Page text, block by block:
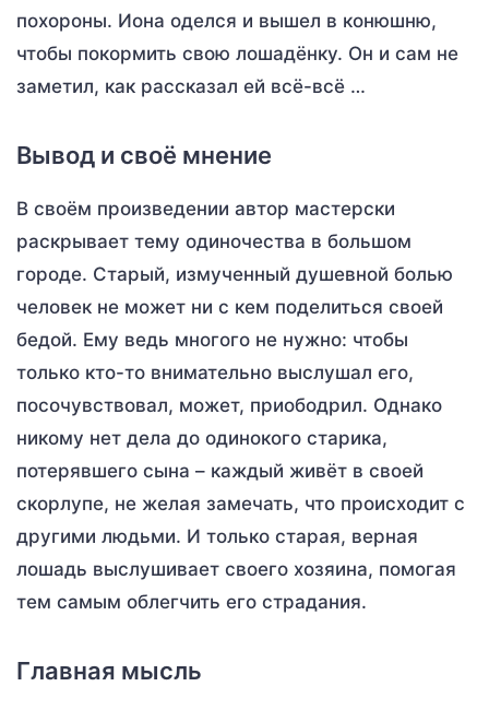
похороны. Иона оделся и вышел в конюшню,
чтобы покормить свою лошадёнку. Он и сам не
заметил, как рассказал ей всё-всё …
Вывод и своё мнение
В своём произведении автор мастерски
раскрывает тему одиночества в большом
городе. Старый, измученный душевной болью
человек не может ни с кем поделиться своей
бедой. Ему ведь многого не нужно: чтобы
только кто-то внимательно выслушал его,
посочувствовал, может, приободрил. Однако
никому нет дела до одинокого старика,
потерявшего сына – каждый живёт в своей
скорлупе, не желая замечать, что происходит с
другими людьми. И только старая, верная
лошадь выслушивает своего хозяина, помогая
тем самым облегчить его страдания.
Главная мысль